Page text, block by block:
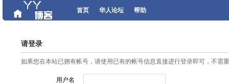
首页 华人论坛 帮助
请登录
如果您在本站已拥有帐号，请使用已有的帐号信息直接进行登录即可，不需
用户名